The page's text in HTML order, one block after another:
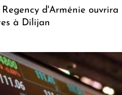
d'Arménie ouvrira
à Dilijan